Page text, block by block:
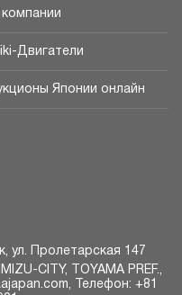
Двигатели
Японии онлайн
, ул. Пролетарская 147
CITY, TOYAMA PREF.,
Телефон: +81